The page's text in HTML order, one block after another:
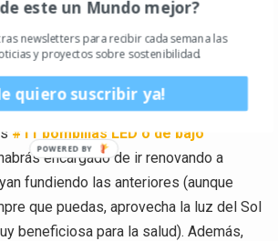
procedente de fuentes
que escribí un post muy interesante con
opciones existentes en España.
energía sostenible contratada, podrás
#11 bombillas LED o de bajo
encargado de ir renovando a
fundiendo las anteriores (aunque
que puedas, aprovecha la luz del Sol
beneficiosa para la salud). Además,
este un Mundo mejor?
newsletters para recibir cada semana las
y proyectos sobre sostenibilidad.
quiero suscribir ya!